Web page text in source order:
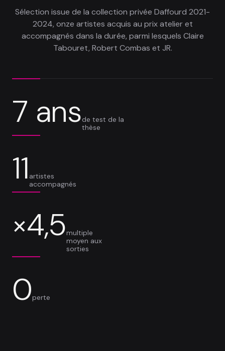
Sélection issue de la collection privée Daffourd 2021-
2024, onze artistes acquis au prix atelier et
accompagnés dans la durée, parmi lesquels Claire
Tabouret, Robert Combas et JR.
7 ansde test de la
thèse
11 artistes
accompagnés
×4,5multiple
moyen aux
sorties
0perte